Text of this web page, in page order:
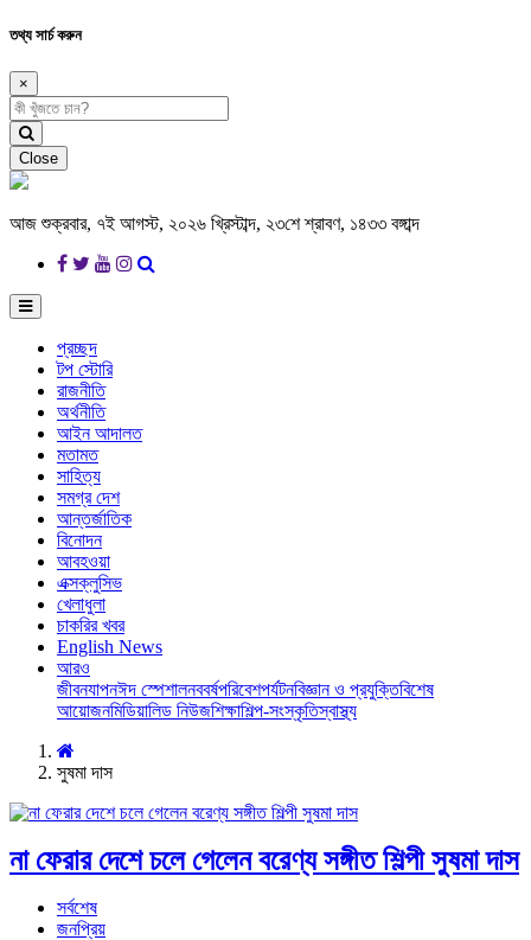
তথ্য সার্চ করুন
×
Close
আজ শুক্রবার, ৭ই আগস্ট, ২০২৬ খ্রিস্টাব্দ, ২৩শে শ্রাবণ, ১৪৩৩ বঙ্গাব্দ
প্রচ্ছদ
টপ স্টোরি
রাজনীতি
অর্থনীতি
আইন আদালত
মতামত
সাহিত্য
সমগ্র দেশ
আন্তর্জাতিক
বিনোদন
আবহওয়া
এক্সক্লুসিভ
খেলাধুলা
চাকরির খবর
English News
আরও
জীবনযাপনঈদ স্পেশালনববর্ষপরিবেশপর্যটনবিজ্ঞান ও প্রযুক্তিবিশেষ
আয়োজনমিডিয়ালিড নিউজশিক্ষাশিল্প-সংস্কৃতিস্বাস্থ্য
সুষমা দাস
না ফেরার দেশে চলে গেলেন বরেণ্য সঙ্গীত শিল্পী সুষমা দাস
সর্বশেষ
জনপ্রিয়